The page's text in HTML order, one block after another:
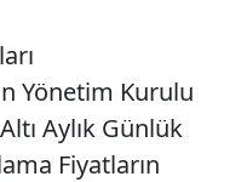
Yönetim Kurulu
Aylık Günlük
Fiyatların